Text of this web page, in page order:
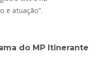
e atuação”.
do MP Itinerante